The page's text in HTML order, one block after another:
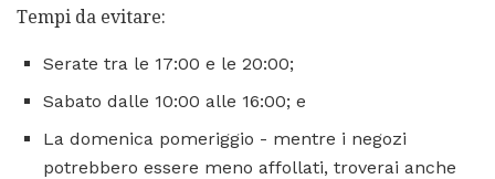
Tempi da evitare:
Serate tra le 17:00 e le 20:00;
Sabato dalle 10:00 alle 16:00; e
La domenica pomeriggio - mentre i negozi
potrebbero essere meno affollati, troverai anche